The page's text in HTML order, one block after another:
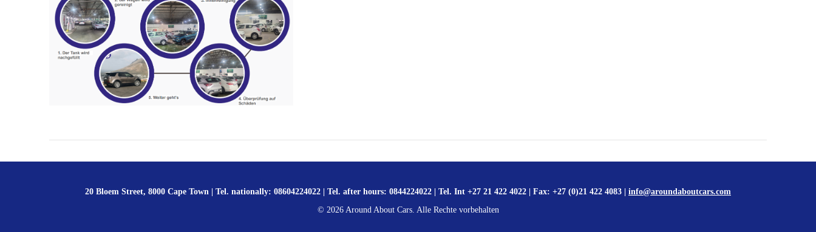
20 Bloem Street, 8000 Cape Town | Tel. nationally: 08604224022 | Tel. after hours: 0844224022 | Tel. Int +27 21 422 4022 | Fax: +27 (0)21 422 4083 | info@aroundaboutcars.com
© 2026Around About Cars. Alle Rechte vorbehalten